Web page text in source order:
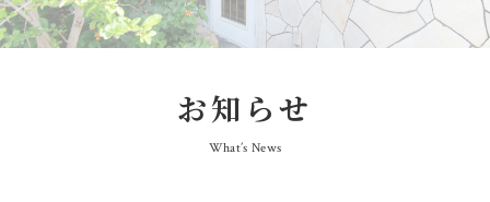
お知らせ
What’s News